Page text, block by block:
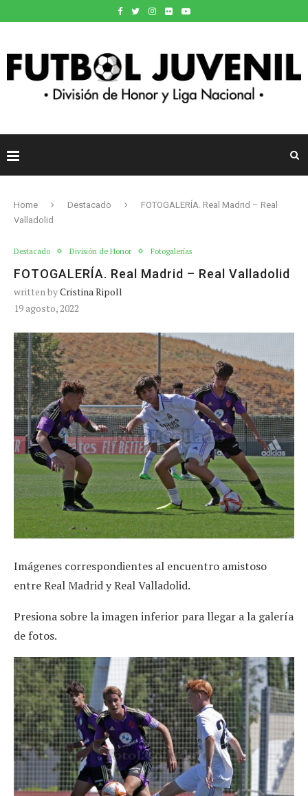
Home Destacado
FOTOGALERÍA. Real Madrid – Real
Valladolid
Destacado División de Honor Fotogalerías
FOTOGALERÍA. Real Madrid – Real Valladolid
written byCristina Ripoll
19 agosto, 2022
Imágenes correspondientes al encuentro amistoso
entre Real Madrid y Real Valladolid.
Presiona sobre la imagen inferior para llegar a la galería
de fotos.